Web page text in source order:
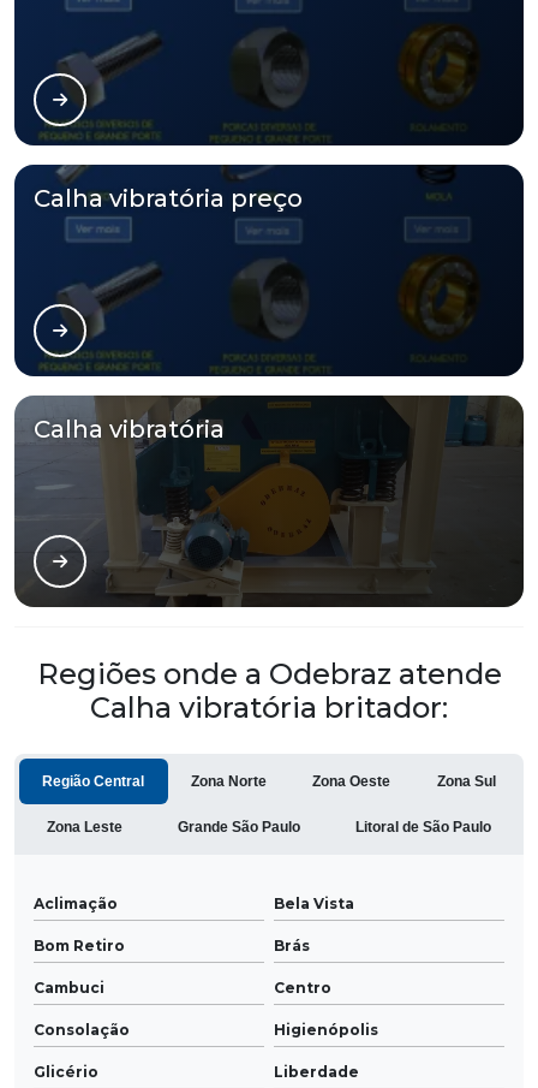
Calha vibratória preço
Calha vibratória
Regiões onde a Odebraz atende
Calha vibratória britador:
Região Central Zona Norte Zona Oeste Zona Sul
Zona Leste Grande São Paulo Litoral de São Paulo
Aclimação Bela Vista
Bom Retiro Brás
Cambuci Centro
Consolação Higienópolis
Glicério Liberdade